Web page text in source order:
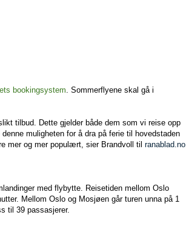
bookingsystem . Sommerflyene skal gå i
tilbud. Dette gjelder både dem som vi reise opp
muligheten for å dra på ferie til hovedstaden
mer og mer populært, sier Brandvoll til ranablad.no
med flybytte. Reisetiden mellom Oslo
Mellom Oslo og Mosjøen går turen unna på 1
til 39 passasjerer.